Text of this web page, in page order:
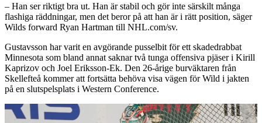
– Han ser riktigt bra ut. Han är stabil och gör inte särskilt många
flashiga räddningar, men det beror på att han är i rätt position, säger
Wilds forward Ryan Hartman till NHL.com/sv.
Gustavsson har varit en avgörande pusselbit för ett skadedrabbat
Minnesota som bland annat saknar två tunga offensiva pjäser i Kirill
Kaprizov och Joel Eriksson-Ek. Den 26-årige burväktaren från
Skellefteå kommer att fortsätta behöva visa vägen för Wild i jakten
på en slutspelsplats i Western Conference.